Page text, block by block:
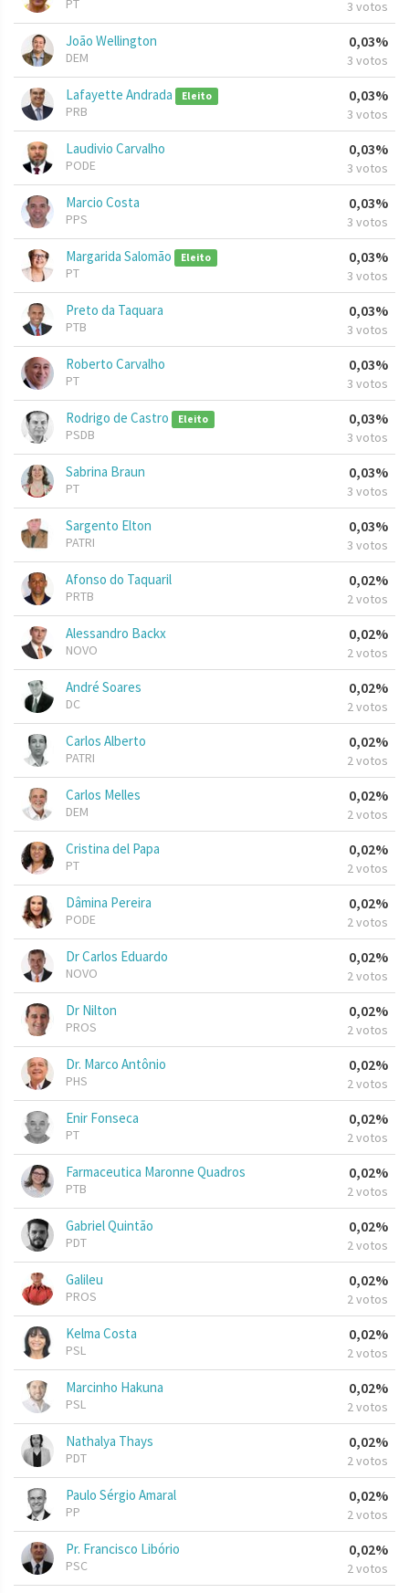
PT 3 votos
João Wellington
DEM
0,03%
3 votos
Lafayette Andrada Eleito
PRB
0,03%
3 votos
Laudivio Carvalho
PODE
0,03%
3 votos
Marcio Costa
PPS
0,03%
3 votos
Margarida Salomão Eleito
PT
0,03%
3 votos
Preto da Taquara
PTB
0,03%
3 votos
Roberto Carvalho
PT
0,03%
3 votos
Rodrigo de Castro Eleito
PSDB
0,03%
3 votos
Sabrina Braun
PT
0,03%
3 votos
Sargento Elton
PATRI
0,03%
3 votos
Afonso do Taquaril
PRTB
0,02%
2 votos
Alessandro Backx
NOVO
0,02%
2 votos
André Soares
DC
0,02%
2 votos
Carlos Alberto
PATRI
0,02%
2 votos
Carlos Melles
DEM
0,02%
2 votos
Cristina del Papa
PT
0,02%
2 votos
Dâmina Pereira
PODE
0,02%
2 votos
Dr Carlos Eduardo
NOVO
0,02%
2 votos
Dr Nilton
PROS
0,02%
2 votos
Dr. Marco Antônio
PHS
0,02%
2 votos
Enir Fonseca
PT
0,02%
2 votos
Farmaceutica Maronne Quadros
PTB
0,02%
2 votos
Gabriel Quintão
PDT
0,02%
2 votos
Galileu
PROS
0,02%
2 votos
Kelma Costa
PSL
0,02%
2 votos
Marcinho Hakuna
PSL
0,02%
2 votos
Nathalya Thays
PDT
0,02%
2 votos
Paulo Sérgio Amaral
PP
0,02%
2 votos
Pr. Francisco Libório
PSC
0,02%
2 votos